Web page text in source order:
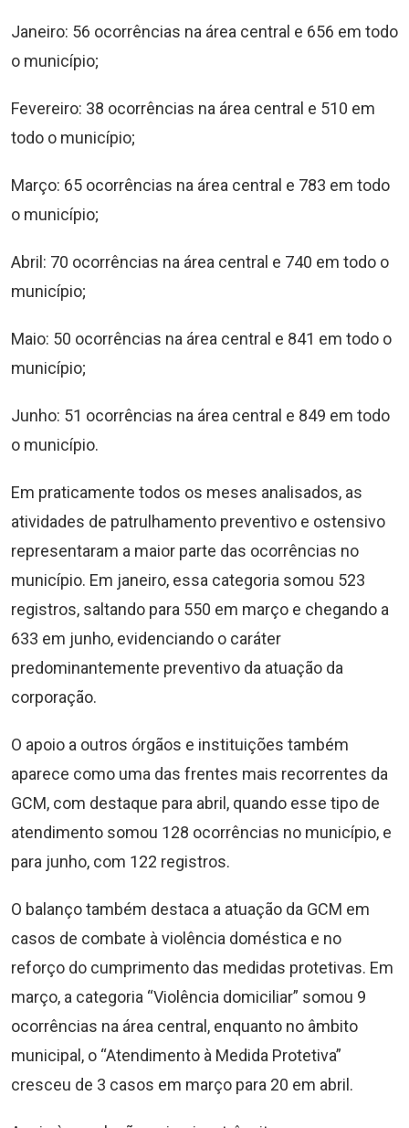
Janeiro: 56 ocorrências na área central e 656 em todo
o município;
Fevereiro: 38 ocorrências na área central e 510 em
todo o município;
Março: 65 ocorrências na área central e 783 em todo
o município;
Abril: 70 ocorrências na área central e 740 em todo o
município;
Maio: 50 ocorrências na área central e 841 em todo o
município;
⁠Junho: 51 ocorrências na área central e 849 em todo
o município.
Em praticamente todos os meses analisados, as
atividades de patrulhamento preventivo e ostensivo
representaram a maior parte das ocorrências no
município. Em janeiro, essa categoria somou 523
registros, saltando para 550 em março e chegando a
633 em junho, evidenciando o caráter
predominantemente preventivo da atuação da
corporação.
O apoio a outros órgãos e instituições também
aparece como uma das frentes mais recorrentes da
GCM, com destaque para abril, quando esse tipo de
atendimento somou 128 ocorrências no município, e
para junho, com 122 registros.
O balanço também destaca a atuação da GCM em
casos de combate à violência doméstica e no
reforço do cumprimento das medidas protetivas. Em
março, a categoria “Violência domiciliar” somou 9
ocorrências na área central, enquanto no âmbito
municipal, o “Atendimento à Medida Protetiva”
cresceu de 3 casos em março para 20 em abril.